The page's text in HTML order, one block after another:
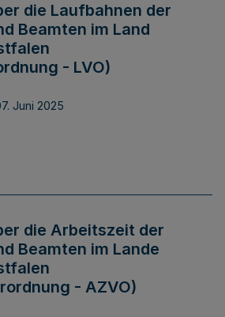
die Laufbahnen der
Beamten im Land
- LVO)
Juni 2025
die Arbeitszeit der
Beamten im Lande
- AZVO)